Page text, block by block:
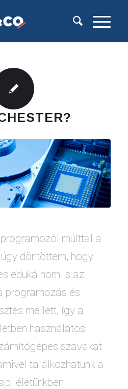
múlttal a
döntöttem, hogy
edukálnom is az
programozás és
mellett, így a
használatos
szavakat
találkozhatunk a
életünkben.